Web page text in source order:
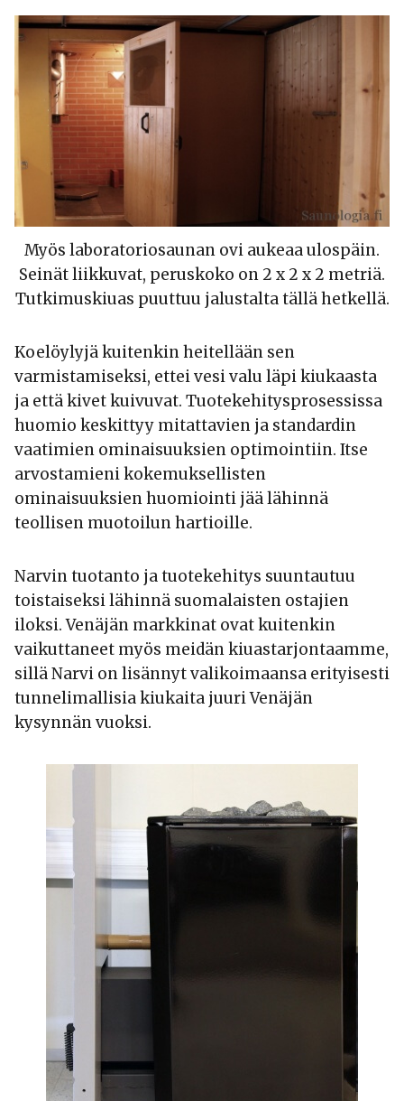
Myös laboratoriosaunan ovi aukeaa ulospäin.
Seinät liikkuvat, peruskoko on 2 x 2 x 2 metriä.
Tutkimuskiuas puuttuu jalustalta tällä hetkellä.
Koelöylyjä kuitenkin heitellään sen
varmistamiseksi, ettei vesi valu läpi kiukaasta
ja että kivet kuivuvat. Tuotekehitysprosessissa
huomio keskittyy mitattavien ja standardin
vaatimien ominaisuuksien optimointiin. Itse
arvostamieni kokemuksellisten
ominaisuuksien huomiointi jää lähinnä
teollisen muotoilun hartioille.
Narvin tuotanto ja tuotekehitys suuntautuu
toistaiseksi lähinnä suomalaisten ostajien
iloksi. Venäjän markkinat ovat kuitenkin
vaikuttaneet myös meidän kiuastarjontaamme,
sillä Narvi on lisännyt valikoimaansa erityisesti
tunnelimallisia kiukaita juuri Venäjän
kysynnän vuoksi.